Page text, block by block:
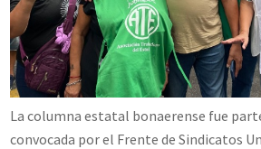
La columna estatal bonaerense fue
convocada por el Frente de Sindicatos